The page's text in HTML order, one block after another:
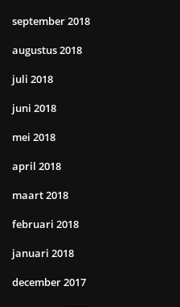
september 2018
augustus 2018
juli 2018
juni 2018
mei 2018
april 2018
maart 2018
februari 2018
januari 2018
december 2017